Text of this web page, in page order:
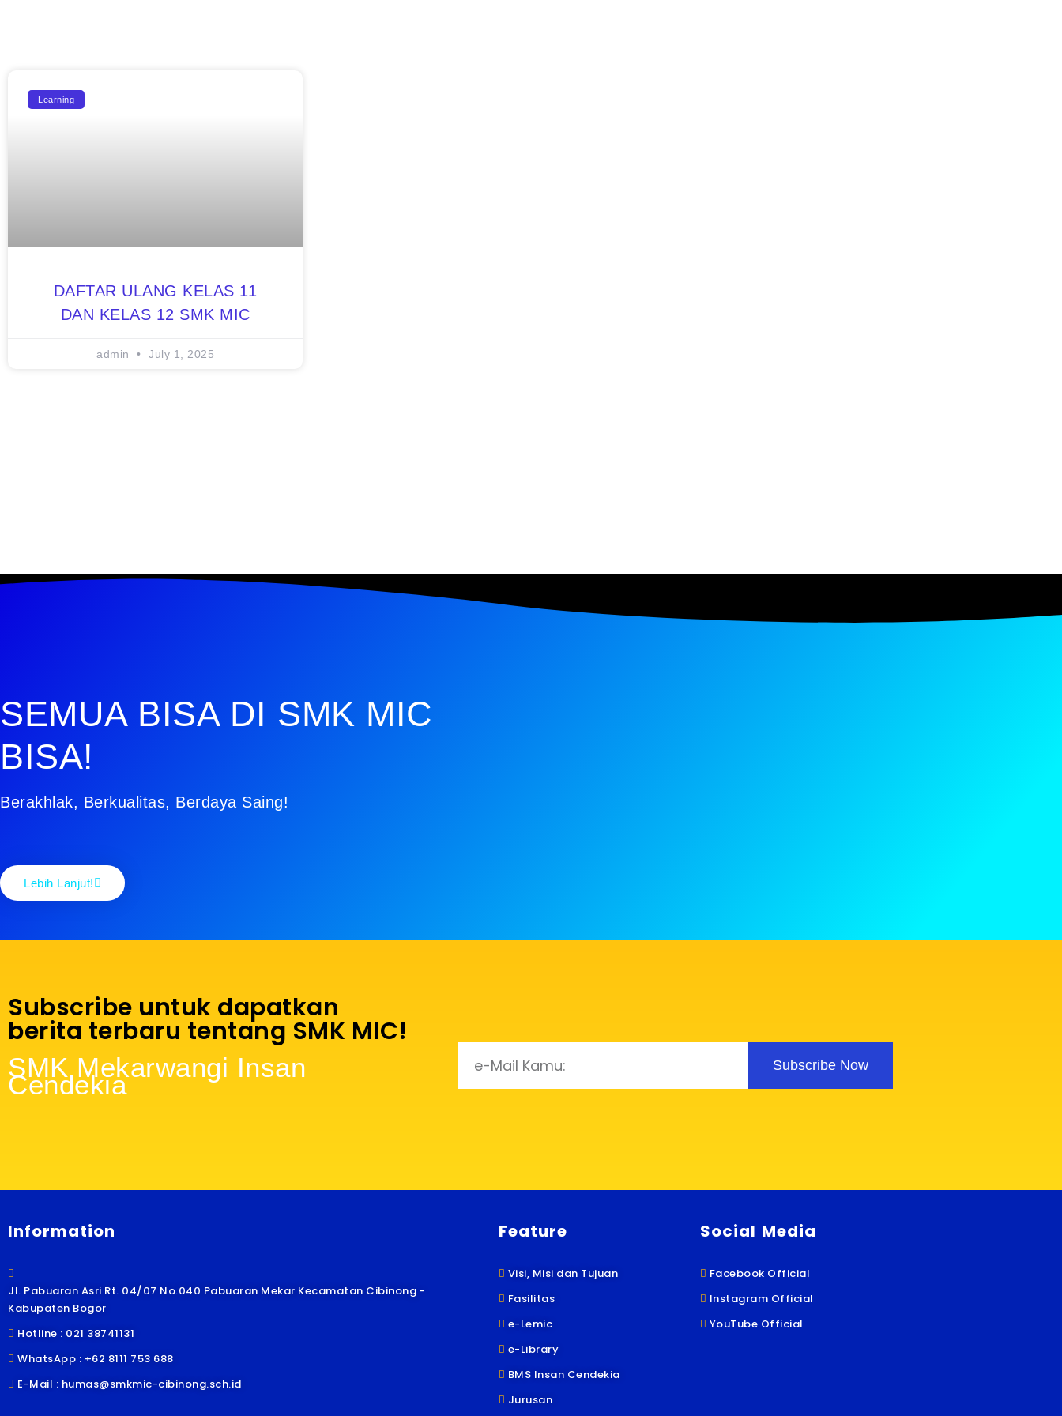
Learning
DAFTAR ULANG KELAS 11
DAN KELAS 12 SMK MIC
admin July 1, 2025
SEMUA BISA DI SMK MIC
BISA!
Berakhlak, Berkualitas, Berdaya Saing!
Lebih Lanjut!
Subscribe untuk dapatkan
berita terbaru tentang SMK MIC!
SMK Mekarwangi Insan
Cendekia
Subscribe Now
Information
Jl. Pabuaran Asri Rt. 04/07 No.040 Pabuaran Mekar Kecamatan Cibinong -
Kabupaten Bogor
Hotline : 021 38741131
WhatsApp : +62 8111 753 688
E-Mail : humas@smkmic-cibinong.sch.id
Feature
Visi, Misi dan Tujuan
Fasilitas
e-Lemic
e-Library
BMS Insan Cendekia
Jurusan
Social Media
Facebook Official
Instagram Official
YouTube Official